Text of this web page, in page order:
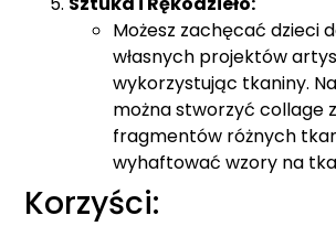
Możesz zachęcać dzieci
własnych projektów
wykorzystując tkaniny.
można stworzyć collage
fragmentów różnych
wyhaftować wzory na
Korzyści: